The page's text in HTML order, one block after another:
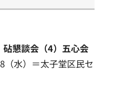
懇談会（4）五心会
（水）＝太子堂区民セ